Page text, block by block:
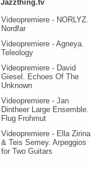
Jazzthing.tv
Videopremiere - NORLYZ.
Nordfar
Videopremiere - Agneya.
Teleology
Videopremiere - David
Giesel. Echoes Of The
Unknown
Videopremiere - Jan
Dintheer Large Ensemble.
Flug Frohmut
Videopremiere - Ella Zirina
& Teis Semey. Arpeggios
for Two Guitars